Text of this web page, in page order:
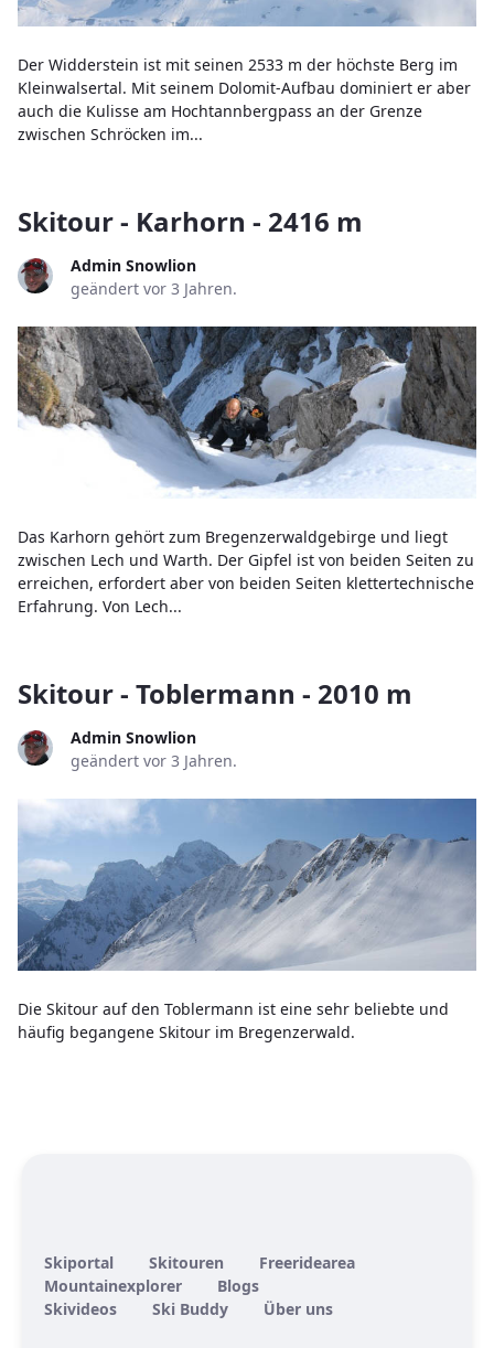
Der Widderstein ist mit seinen 2533 m der höchste Berg im
Kleinwalsertal. Mit seinem Dolomit-Aufbau dominiert er aber
auch die Kulisse am Hochtannbergpass an der Grenze
zwischen Schröcken im...
Skitour - Karhorn - 2416 m
Admin Snowlion
geändert vor 3 Jahren.
Das Karhorn gehört zum Bregenzerwaldgebirge und liegt
zwischen Lech und Warth. Der Gipfel ist von beiden Seiten zu
erreichen, erfordert aber von beiden Seiten klettertechnische
Erfahrung. Von Lech...
Skitour - Toblermann - 2010 m
Admin Snowlion
geändert vor 3 Jahren.
Die Skitour auf den Toblermann ist eine sehr beliebte und
häufig begangene Skitour im Bregenzerwald.
Skiportal Skitouren
Freeridearea
Mountainexplorer
Blogs
Skivideos
Ski Buddy Über uns